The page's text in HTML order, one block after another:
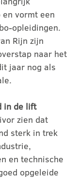
vormt een
opleidingen.
Rijn zijn
naar het
jaar nog als
in de lift
zien dat
sterk in trek
en technische
opgeleide